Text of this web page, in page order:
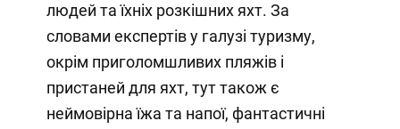
людей та їхніх розкішних яхт. За
словами експертів у галузі туризму,
окрім приголомшливих пляжів і
пристаней для яхт, тут також є
неймовірна їжа та напої, фантастичні